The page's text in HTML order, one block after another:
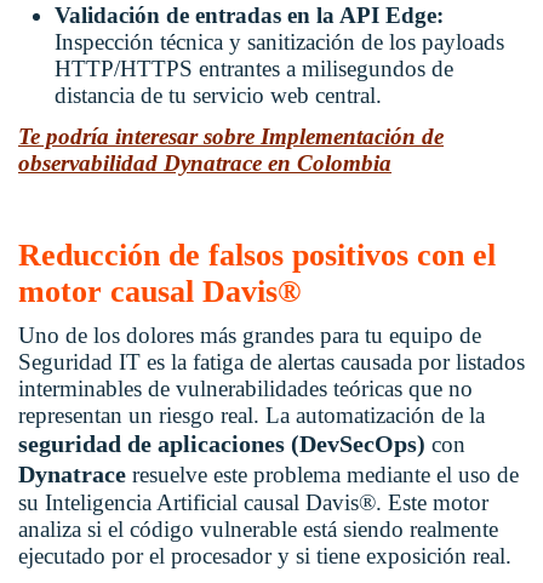
Validación de entradas en la API Edge:
Inspección técnica y sanitización de los payloads
HTTP/HTTPS entrantes a milisegundos de
distancia de tu servicio web central.
Te podría interesar sobre Implementación de
observabilidad Dynatrace en Colombia
Reducción de falsos positivos con el
motor causal Davis®
Uno de los dolores más grandes para tu equipo de
Seguridad IT es la fatiga de alertas causada por listados
interminables de vulnerabilidades teóricas que no
representan un riesgo real. La automatización de la
seguridad de aplicaciones (DevSecOps) con
Dynatrace resuelve este problema mediante el uso de
su Inteligencia Artificial causal Davis®. Este motor
analiza si el código vulnerable está siendo realmente
ejecutado por el procesador y si tiene exposición real.